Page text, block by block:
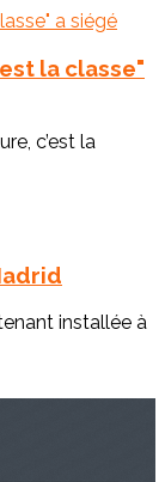
la classe"
c’est la
installée à